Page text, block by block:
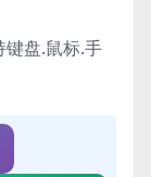
盘.鼠标.手